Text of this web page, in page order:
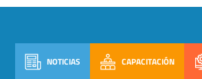
NOTICIAS CAPACITACIÓN